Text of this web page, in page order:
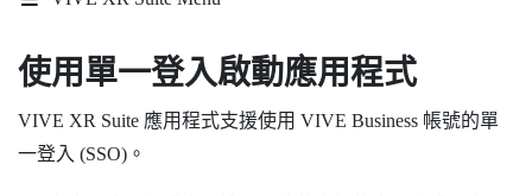
使用單一登入啟動應用程式
VIVE XR Suite 應用程式支援使用 VIVE Business 帳號的單
一登入 (SSO)。